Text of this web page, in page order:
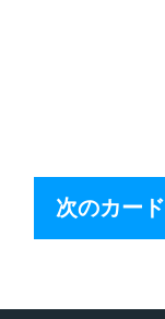
次のカード